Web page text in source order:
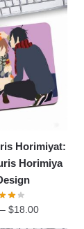
Horimiyat:
Horimiya
$18.00